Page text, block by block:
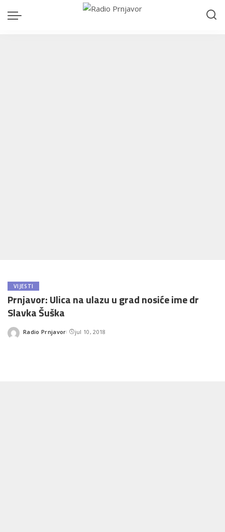
VIJESTI
Prnjavor: Ulica na ulazu u grad nosiće ime dr
Slavka Šuška
Posted
Radio Prnjavor jul 10, 2018